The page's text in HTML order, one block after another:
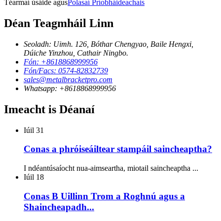
Téarmaí úsáide agusPolasaí Príobháideachais
Déan Teagmháil Linn
Seoladh: Uimh. 126, Bóthar Chengyao, Baile Hengxi,
Dúiche Yinzhou, Cathair Ningbo.
Fón: +8618868999956
Fón/Facs: 0574-82832739
sales@metalbracketpro.com
Whatsapp: +8618868999956
Imeacht is Déanaí
Iúil 31
Conas a phróiseáiltear stampáil saincheaptha?
I ndéantúsaíocht nua-aimseartha, miotail saincheaptha ...
Iúil 18
Conas B Uillinn Trom a Roghnú agus a
Shaincheapadh...